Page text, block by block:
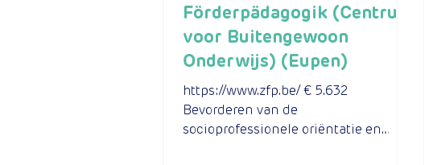
Förderpädagogik (Centrum
voor Buitengewoon
Onderwijs) (Eupen)
https://www.zfp.be/ € 5.632
Bevorderen van de
socioprofessionele oriëntatie en